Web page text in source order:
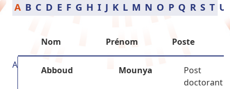
A B C D E F G H I J K L M N O P Q R S T U
Nom Prénom Poste
A Abboud Mounya
Post
doctorant